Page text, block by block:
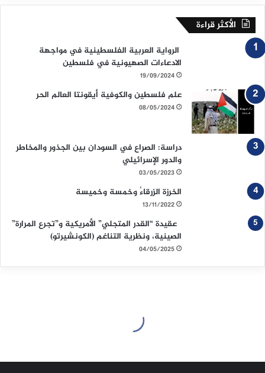
الأكثر قراءة
الرواية العربية الفلسطينية في مواجهة
الادعاءات الصهيونية في فلسطين
19/09/2024
علم فلسطين والكوفية أيقونتا العالم الحر
08/05/2024
دراسة: الصراع في السودان بين الجذور والمخاطر
والدور الإسرائيلي
03/05/2023
الخرزة الزرقاءُ وخمسة وخميسة
13/11/2022
عقيدة “القدر المتجلي” الأمريكية و”تجرع المرارة”
الصينية، ونظرية التناغم (الكونشيرتو)
04/05/2025